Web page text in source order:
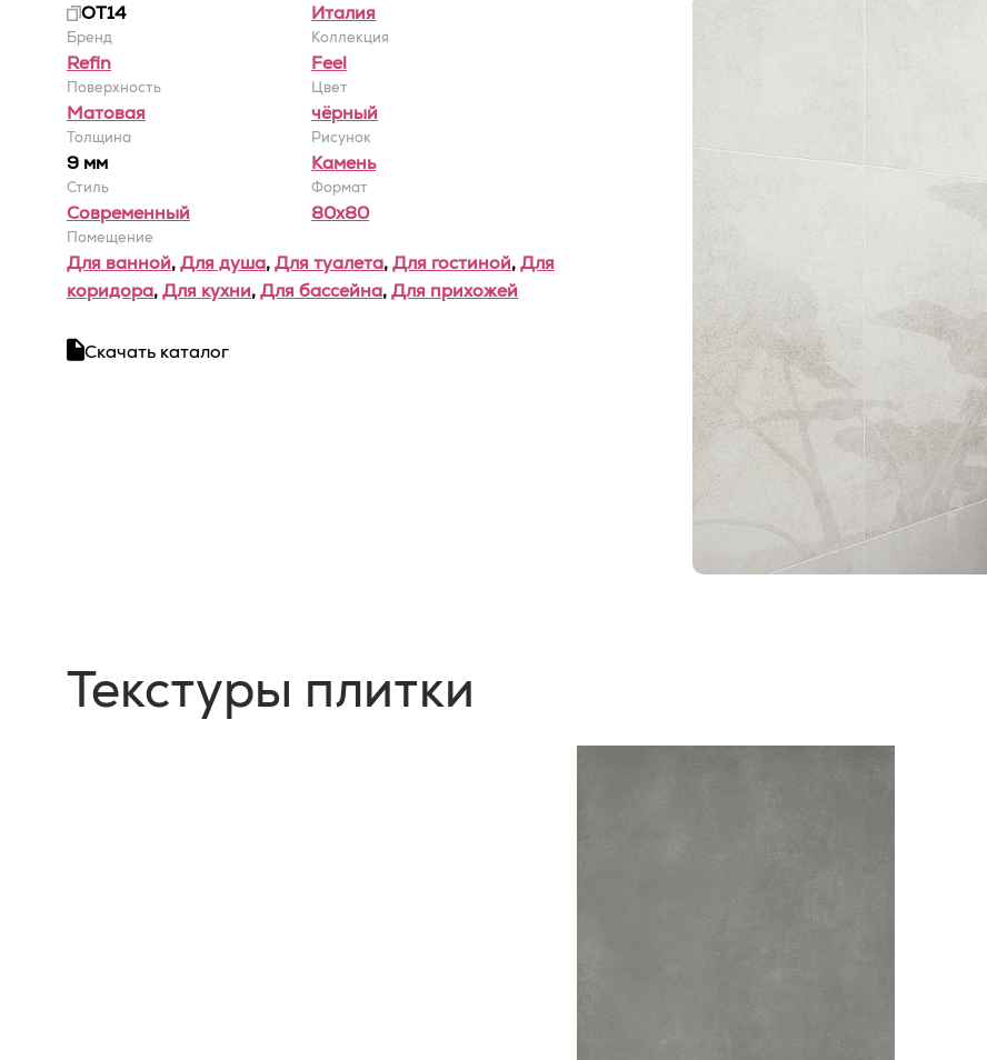
OT14 Италия
Бренд
Refin
Коллекция
Feel
Поверхность
Матовая
Цвет
чёрный
Толщина
9 мм
Рисунок
Камень
Стиль
Современный
Формат
80x80
Помещение
Для ванной,Для душа,Для туалета,Для гостиной,Для
коридора,Для кухни,Для бассейна,Для прихожей
Скачать каталог
Текстуры плитки